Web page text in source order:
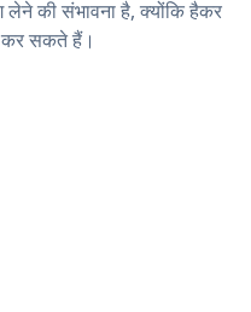
की संभावना है, क्योंकि हैकर
कर सकते हैं।